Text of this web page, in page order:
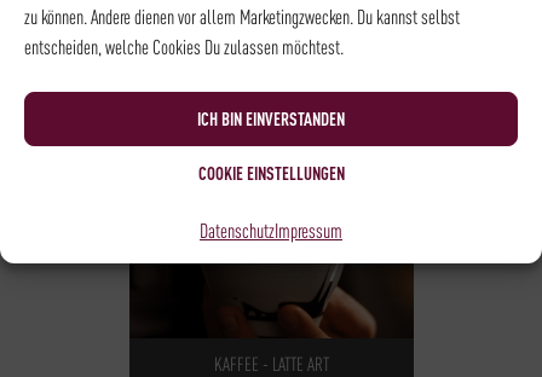
zu können. Andere dienen vor allem Marketingzwecken. Du kannst selbst
entscheiden, welche Cookies Du zulassen möchtest.
ICH BIN EINVERSTANDEN
COOKIE EINSTELLUNGEN
DatenschutzImpressum
KAFFEE - LATTE ART